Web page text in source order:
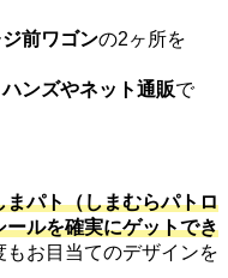
前ワゴンの2ヶ所を
ンズやネット通販で
まパト（しまむらパトロ
ルを確実にゲットでき
お目当てのデザインを